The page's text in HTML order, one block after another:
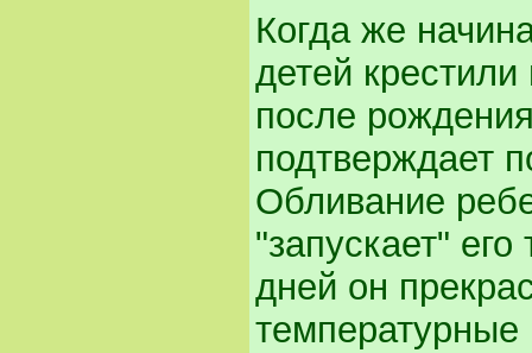
Когда же
детей
после
подтверждает
Обливание
"запускает"
дней он